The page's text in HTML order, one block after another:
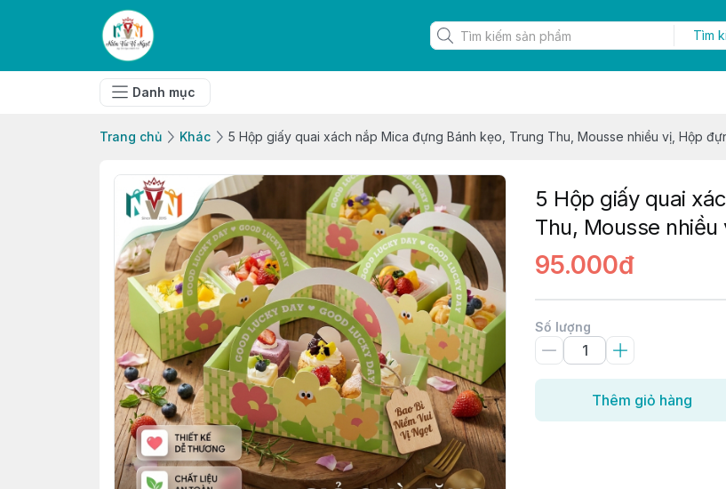
Tìm
Danh mục
Trang chủ Khác 5 Hộp giấy quai xách nắp Mica đựng Bánh kẹo, Trung Thu, Mousse nhiều vị, Hộp
5 Hộp giấy quai
Thu, Mousse
95.000đ
Số lượng
Thêm giỏ hàng